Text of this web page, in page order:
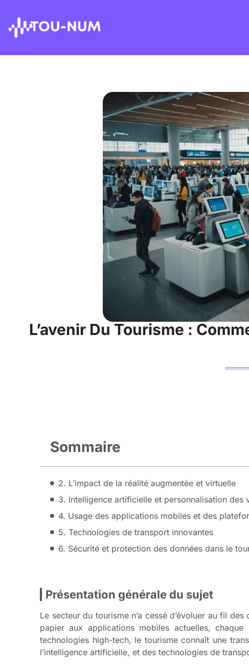
L’avenir Du Tourisme :
Sommaire
2. L’impact de la réalité augmentée et virtuelle
3. Intelligence artificielle et personnalisation des
4. Usage des applications mobiles et des
5. Technologies de transport innovantes
6. Sécurité et protection des données dans le
Présentation générale du sujet
Le secteur du tourisme n’a cessé d’évoluer au fil
papier aux applications mobiles actuelles,
technologies high-tech, le tourisme connaît une
l’intelligence artificielle, et des technologies de